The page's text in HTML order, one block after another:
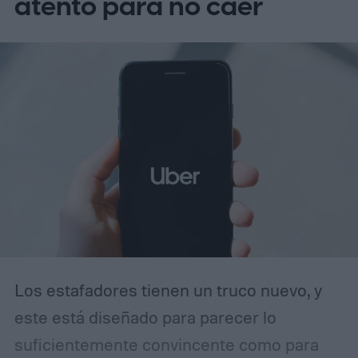
más potente, aquel modelo entregaba 385
CV y podía superar los 290 km/h, cifras que
ayudaron a establecer nuevos estándares
para los automóviles de altas prestaciones.
Los estafadores tienen un truco nuevo, y
este está diseñado para parecer lo
suficientemente convincente como para